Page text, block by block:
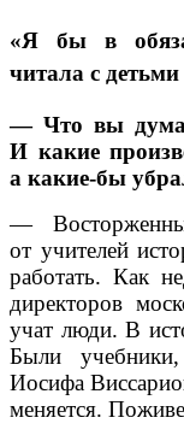
«Я бы в
читала с
— Что вы
И какие
а какие-бы
—
от учителей
работать. Как
директоров
учат люди. В
Были
Иосифа
меняется.